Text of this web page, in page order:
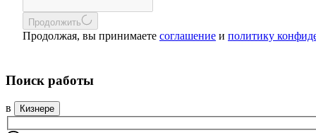
Продолжить
Продолжая, вы принимаете соглашение и политику
Поиск работы
в Кизнере